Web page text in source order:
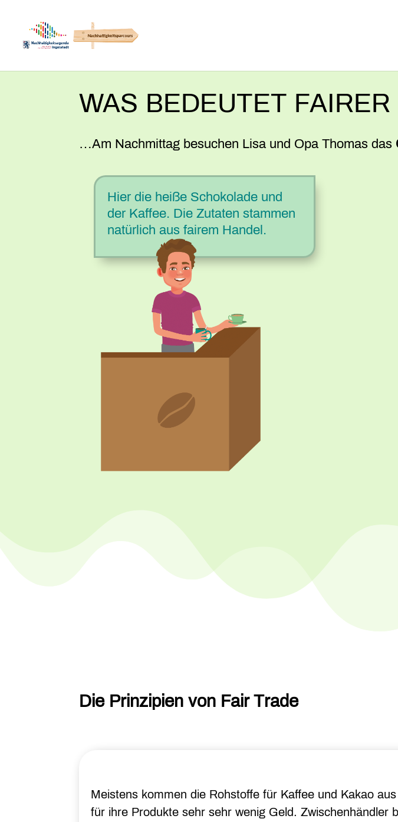
WAS BEDEUTET
…Am Nachmittag besuchen Lisa und Opa Thomas das
Hier die heiße Schokolade und
der Kaffee. Die Zutaten stammen
natürlich aus fairem Handel.
Die Prinzipien von Fair Trade
Meistens kommen die Rohstoffe für Kaffee und Kakao
für ihre Produkte sehr sehr wenig Geld. Zwischenhändler